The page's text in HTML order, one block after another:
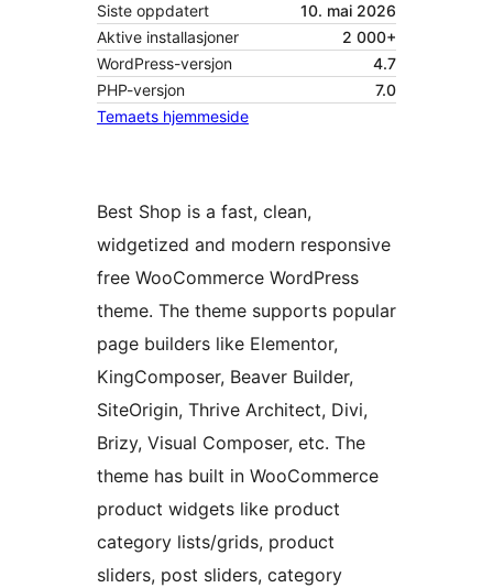
Siste oppdatert
10. mai 2026
Aktive installasjoner
2 000+
WordPress-versjon
4.7
PHP-versjon
7.0
Temaets hjemmeside
Best Shop is a fast, clean,
widgetized and modern responsive
free WooCommerce WordPress
theme. The theme supports popular
page builders like Elementor,
KingComposer, Beaver Builder,
SiteOrigin, Thrive Architect, Divi,
Brizy, Visual Composer, etc. The
theme has built in WooCommerce
product widgets like product
category lists/grids, product
sliders, post sliders, category